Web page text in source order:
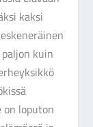
kaksi
kuin
on loputon